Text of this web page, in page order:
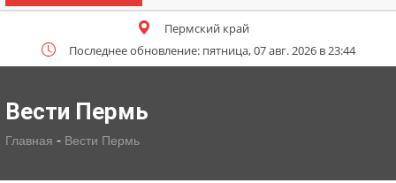
Пермский край
Последнее обновление: пятница, 07 авг. 2026 в 23:44
Вести Пермь
Главная - Вести Пермь